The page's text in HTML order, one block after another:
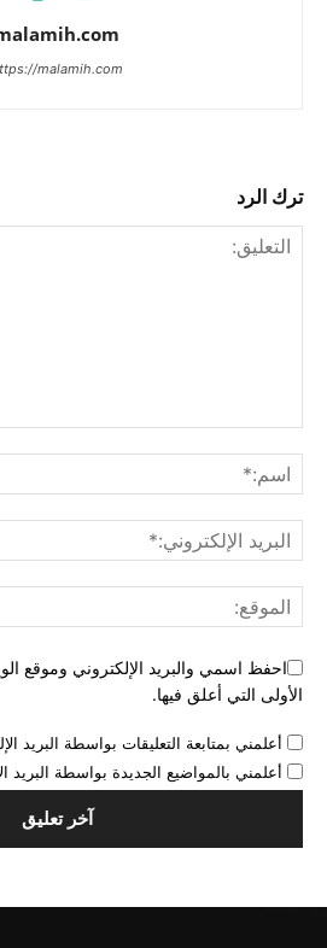
malamih.com
ترك الرد
احفظ اسمي والبريد الإلكتروني وموقع
الأولى التي أعلق فيها.
أعلمني بمتابعة التعليقات بواسطة البريد
أعلمني بالمواضيع الجديدة بواسطة البريد